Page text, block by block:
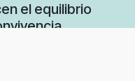
el equilibrio